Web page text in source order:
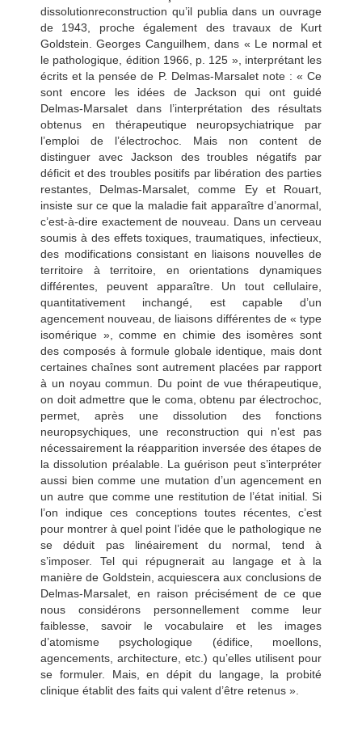
dissolutionreconstruction qu’il publia dans un ouvrage
de 1943, proche également des travaux de Kurt
Goldstein. Georges Canguilhem, dans « Le normal et
le pathologique, édition 1966, p. 125 », interprétant les
écrits et la pensée de P. Delmas-Marsalet note : « Ce
sont encore les idées de Jackson qui ont guidé
Delmas-Marsalet dans l’interprétation des résultats
obtenus en thérapeutique neuropsychiatrique par
l’emploi de l’électrochoc. Mais non content de
distinguer avec Jackson des troubles négatifs par
déficit et des troubles positifs par libération des parties
restantes, Delmas-Marsalet, comme Ey et Rouart,
insiste sur ce que la maladie fait apparaître d’anormal,
c’est-à-dire exactement de nouveau. Dans un cerveau
soumis à des effets toxiques, traumatiques, infectieux,
des modifications consistant en liaisons nouvelles de
territoire à territoire, en orientations dynamiques
différentes, peuvent apparaître. Un tout cellulaire,
quantitativement inchangé, est capable d’un
agencement nouveau, de liaisons différentes de « type
isomérique », comme en chimie des isomères sont
des composés à formule globale identique, mais dont
certaines chaînes sont autrement placées par rapport
à un noyau commun. Du point de vue thérapeutique,
on doit admettre que le coma, obtenu par électrochoc,
permet, après une dissolution des fonctions
neuropsychiques, une reconstruction qui n’est pas
nécessairement la réapparition inversée des étapes de
la dissolution préalable. La guérison peut s’interpréter
aussi bien comme une mutation d’un agencement en
un autre que comme une restitution de l’état initial. Si
l’on indique ces conceptions toutes récentes, c’est
pour montrer à quel point l’idée que le pathologique ne
se déduit pas linéairement du normal, tend à
s’imposer. Tel qui répugnerait au langage et à la
manière de Goldstein, acquiescera aux conclusions de
Delmas-Marsalet, en raison précisément de ce que
nous considérons personnellement comme leur
faiblesse, savoir le vocabulaire et les images
d’atomisme psychologique (édifice, moellons,
agencements, architecture, etc.) qu’elles utilisent pour
se formuler. Mais, en dépit du langage, la probité
clinique établit des faits qui valent d’être retenus ».